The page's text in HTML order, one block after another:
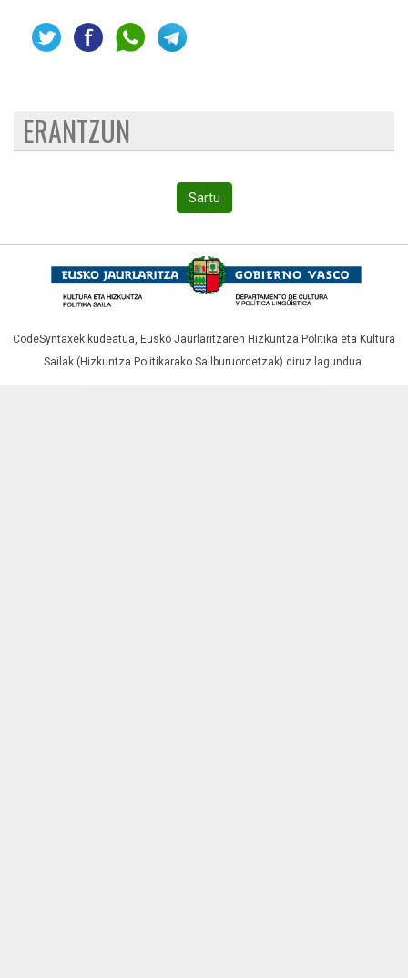
ERANTZUN
Sartu
CodeSyntaxek kudeatua, Eusko Jaurlaritzaren Hizkuntza Politika eta Kultura
Sailak (Hizkuntza Politikarako Sailburuordetzak) diruz lagundua.